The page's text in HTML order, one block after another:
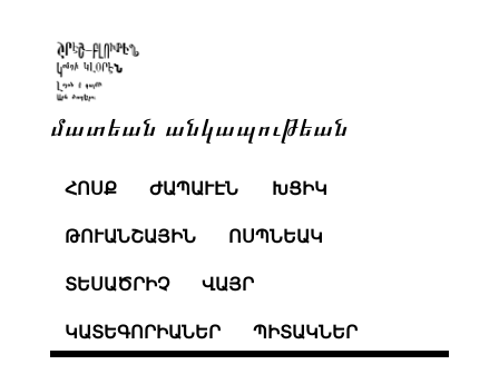
մատեան անկապութեան
ՀՈՍՔ ԺԱՊԱՒԷՆ ԽՑԻԿ
ԹՈՒԱՆՇԱՅԻՆ ՈՍՊՆԵԱԿ
ՏԵՍԱԾՐԻՉ ՎԱՅՐ
ԿԱՏԵԳՈՐԻԱՆԵՐ ՊԻՏԱԿՆԵՐ